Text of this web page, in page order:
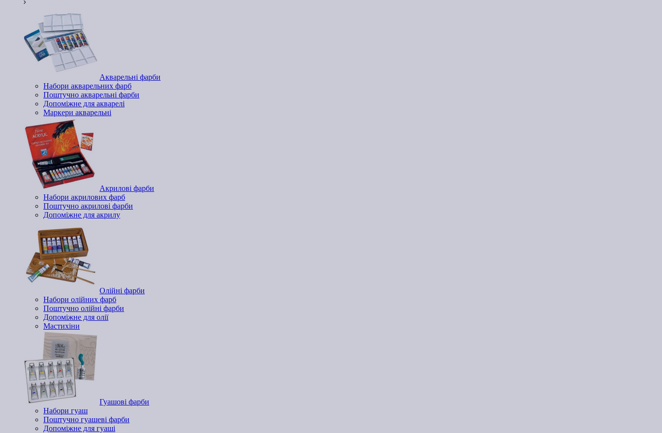
Акварельні фарби
Набори акварельних фарб
Поштучно акварельні фарби
Допоміжне для акварелі
Маркери акварельні
Акрилові фарби
Набори акрилових фарб
Поштучно акрилові фарби
Допоміжне для акрилу
Олійні фарби
Набори олійних фарб
Поштучно олійні фарби
Допоміжне для олії
Мастихіни
Гуашові фарби
Набори гуаш
Поштучно гуашеві фарби
Допоміжне для гуаші